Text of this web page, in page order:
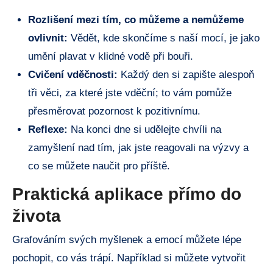
Rozlišení mezi tím, co můžeme a nemůžeme
ovlivnit: Vědět, kde skončíme s naší mocí, je jako
umění plavat v klidné vodě při bouři.
Cvičení vděčnosti: Každý den si zapište alespoň
tři věci, za které jste vděční; to vám pomůže
přesměrovat pozornost k pozitivnímu.
Reflexe: Na konci dne si udělejte chvíli na
zamyšlení nad tím, jak jste reagovali na výzvy a
co se můžete naučit pro příště.
Praktická aplikace přímo do
života
Grafováním svých myšlenek a emocí můžete lépe
pochopit, co vás trápí. Například si můžete vytvořit